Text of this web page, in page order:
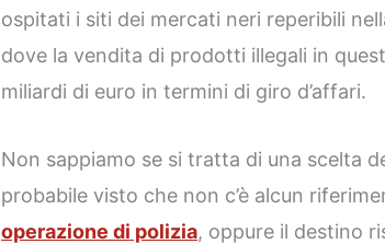
ospitati i siti dei mercati neri reperibili
dove la vendita di prodotti illegali in
miliardi di euro in termini di giro d’affari.
Non sappiamo se si tratta di una scelta
probabile visto che non c’è alcun
operazione di polizia, oppure il destino